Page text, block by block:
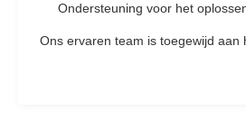
Ondersteuning voor het
Ons ervaren team is toegewijd